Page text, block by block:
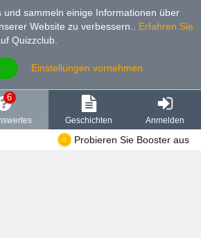
und sammeln einige Informationen über
Website zu verbessern.
Erfahren Sie
Quizzclub.
Einstellungen vornehmen
6
Geschichten Anmelden
Probieren Sie Booster aus